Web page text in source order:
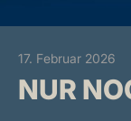
17. Februar 2026
NUR